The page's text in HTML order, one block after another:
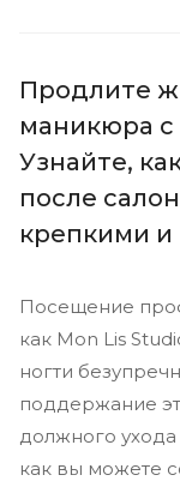
Продлите
маникюра с
Узнайте,
после
крепкими
Посещение
как Mon Lis
ногти
поддержание
должного
как вы можете